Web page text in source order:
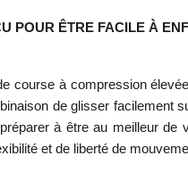
POUR ÊTRE FACILE À
course à compression
de glisser facilement
à être au meilleur
et de liberté de